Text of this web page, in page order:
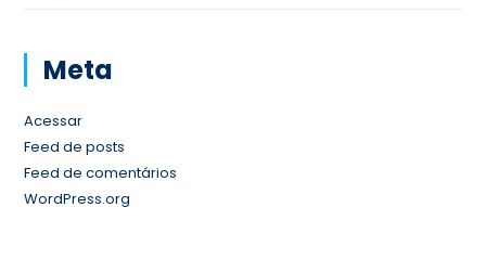
Meta
Acessar
Feed de posts
Feed de comentários
WordPress.org